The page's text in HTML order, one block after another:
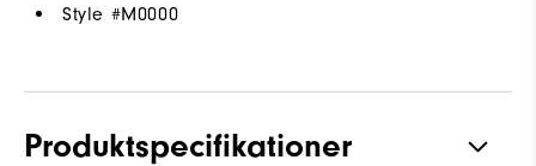
Style #M0000
Produktspecifikationer